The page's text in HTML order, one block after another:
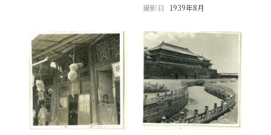
撮影日
1939年8月